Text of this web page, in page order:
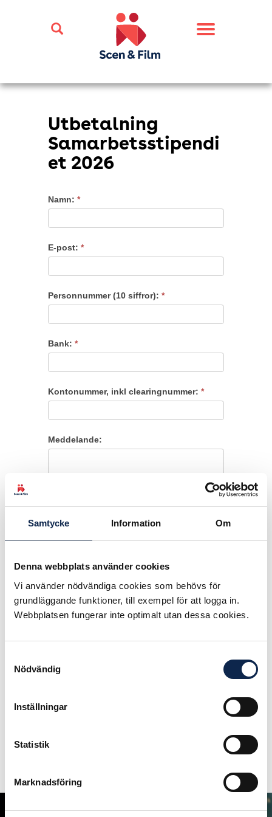
Samtycke Information Om
Denna webbplats använder cookies
Vi använder nödvändiga cookies som behövs för
grundläggande funktioner, till exempel för att logga in.
Webbplatsen fungerar inte optimalt utan dessa cookies.
Nödvändig
Inställningar
Statistik
Marknadsföring
Toggle
Utbetalning
Samarbetsstipendi
et 2026
Utbetalning
Samarbetsstipendium
2026
Namn: *
E-post: *
Personnummer (10 siffror): *
Bank: *
Kontonummer, inkl clearingnummer: *
Meddelande:
Publicerad:2026-06-23